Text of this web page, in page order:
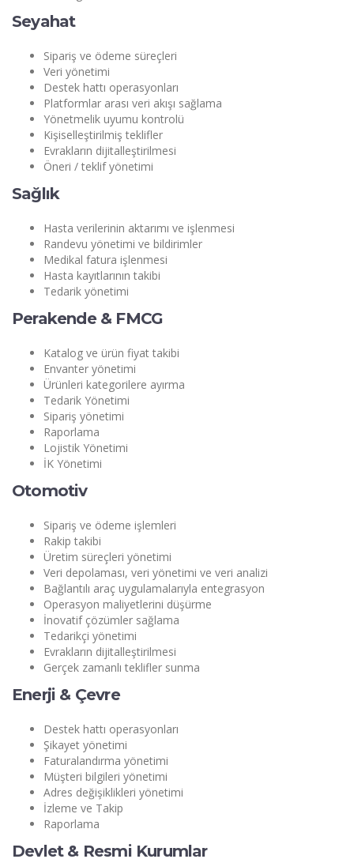
Seyahat
Sipariş ve ödeme süreçleri
Veri yönetimi
Destek hattı operasyonları
Platformlar arası veri akışı sağlama
Yönetmelik uyumu kontrolü
Kişiselleştirilmiş teklifler
Evrakların dijitalleştirilmesi
Öneri / teklif yönetimi
Sağlık
Hasta verilerinin aktarımı ve işlenmesi
Randevu yönetimi ve bildirimler
Medikal fatura işlenmesi
Hasta kayıtlarının takibi
Tedarik yönetimi
Perakende & FMCG
Katalog ve ürün fiyat takibi
Envanter yönetimi
Ürünleri kategorilere ayırma
Tedarik Yönetimi
Sipariş yönetimi
Raporlama
Lojistik Yönetimi
İK Yönetimi
Otomotiv
Sipariş ve ödeme işlemleri
Rakip takibi
Üretim süreçleri yönetimi
Veri depolaması, veri yönetimi ve veri analizi
Bağlantılı araç uygulamalarıyla entegrasyon
Operasyon maliyetlerini düşürme
İnovatif çözümler sağlama
Tedarikçi yönetimi
Evrakların dijitalleştirilmesi
Gerçek zamanlı teklifler sunma
Enerji & Çevre
Destek hattı operasyonları
Şikayet yönetimi
Faturalandırma yönetimi
Müşteri bilgileri yönetimi
Adres değişiklikleri yönetimi
İzleme ve Takip
Raporlama
Devlet & Resmi Kurumlar